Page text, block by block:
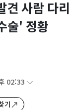
견 사람 다
술' 정황
02:33
기